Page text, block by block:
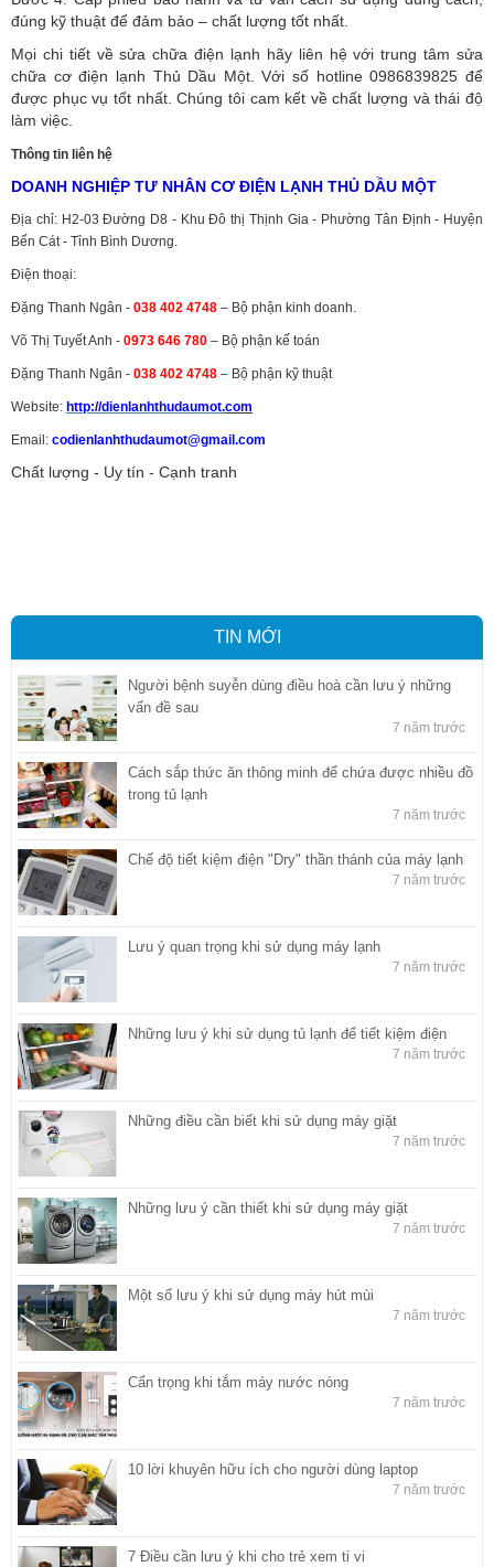
đúng kỹ thuật để đảm bảo – chất lượng tốt nhất.
Mọi chi tiết về sửa chữa điện lạnh hãy liên hệ với trung tâm sửa
chữa cơ điện lạnh Thủ Dầu Một. Với số hotline 0986839825 để
được phục vụ tốt nhất. Chúng tôi cam kết về chất lượng và thái độ
làm việc.
Thông tin liên hệ
DOANH NGHIỆP TƯ NHÂN CƠ ĐIỆN LẠNH THỦ DẦU MỘT
Địa chỉ: H2-03 Đường D8 - Khu Đô thị Thịnh Gia - Phường Tân Định - Huyện
Bến Cát - Tỉnh Bình Dương.
Điện thoại:
Đặng Thanh Ngân - 038 402 4748 – Bộ phận kinh doanh.
Võ Thị Tuyết Anh - 0973 646 780 – Bộ phận kế toán
Đặng Thanh Ngân - 038 402 4748 – Bộ phận kỹ thuật
Website: http://dienlanhthudaumot.com
Email: codienlanhthudaumot@gmail.com
Chất lượng - Uy tín - Cạnh tranh
TIN MỚI
Người bệnh suyễn dùng điều hoà cần lưu ý những
vấn đề sau
7 năm trước
Cách sắp thức ăn thông minh để chứa được nhiều đồ
trong tủ lạnh
7 năm trước
Chế độ tiết kiệm điện "Dry" thần thánh của máy lạnh
7 năm trước
Lưu ý quan trọng khi sử dụng máy lạnh
7 năm trước
Những lưu ý khi sử dụng tủ lạnh để tiết kiệm điện
7 năm trước
Những điều cần biết khi sử dụng máy giặt
7 năm trước
Những lưu ý cần thiết khi sử dụng máy giặt
7 năm trước
Một số lưu ý khi sử dụng máy hút mùi
7 năm trước
Cẩn trọng khi tắm máy nước nóng
7 năm trước
10 lời khuyên hữu ích cho người dùng laptop
7 năm trước
7 Điều cần lưu ý khi cho trẻ xem ti vi